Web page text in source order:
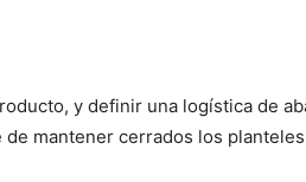
y definir una logística de
mantener cerrados los